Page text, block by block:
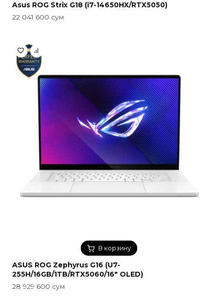
Asus ROG Strix G18 (i7-14650HX/RTX5050)
22 041 600 сум
В корзину
ASUS ROG Zephyrus G16 (U7-
255H/16GB/1TB/RTX5060/16″ OLED)
28 929 600 сум